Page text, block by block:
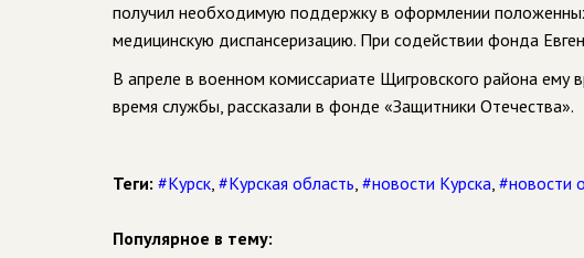
получил необходимую поддержку в оформлении
медицинскую диспансеризацию. При содействии фонда
В апреле в военном комиссариате Щигровского района ему
время службы, рассказали в фонде «Защитники Отечества».
Теги: #Курск, #Курская область, #новости Курска, #новости
Популярное в тему: